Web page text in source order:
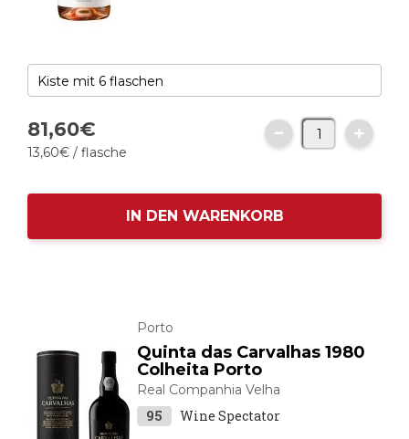
81,60€
13,60€ / flasche
IN DEN WARENKORB
Porto
Quinta das Carvalhas 1980
Colheita Porto
Real Companhia Velha
95 Wine Spectator